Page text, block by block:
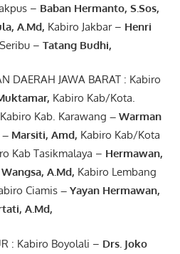
– Baban Hermanto, S.Sos,
, A.Md, Kabiro Jakbar – Henri
– Tatang Budhi,
DAERAH JAWA BARAT : Kabiro
, Kabiro Kab/Kota.
Kabiro Kab. Karawang –Warman
Marsiti, Amd, Kabiro Kab/Kota
Kab Tasikmalaya – Hermawan,
, A.Md, Kabiro Lembang
Ciamis– Yayan Hermawan,
, A.Md,
: Kabiro Boyolali – Drs. Joko